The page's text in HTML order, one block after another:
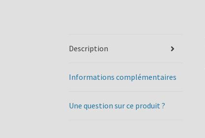
Description
Informations complémentaires
Une question sur ce produit ?